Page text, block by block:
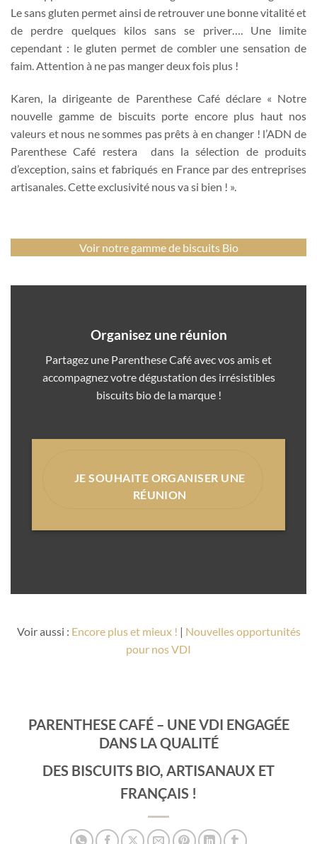
Le sans gluten permet ainsi de retrouver une bonne vitalité et
de perdre quelques kilos sans se priver…. Une limite
cependant : le gluten permet de combler une sensation de
faim. Attention à ne pas manger deux fois plus !
Karen, la dirigeante de Parenthese Café déclare « Notre
nouvelle gamme de biscuits porte encore plus haut nos
valeurs et nous ne sommes pas prêts à en changer ! l’ADN de
Parenthese Café restera dans la sélection de produits
d’exception, sains et fabriqués en France par des entreprises
artisanales. Cette exclusivité nous va si bien ! ».
Voir notre gamme de biscuits Bio
Organisez une réunion
Partagez une Parenthese Café avec vos amis et
accompagnez votre dégustation des irrésistibles
biscuits bio de la marque !
JE SOUHAITE ORGANISER UNE
RÉUNION
Voir aussi : Encore plus et mieux ! | Nouvelles opportunités
pour nos VDI
PARENTHESE CAFÉ – UNE VDI ENGAGÉE
DANS LA QUALITÉ
DES BISCUITS BIO, ARTISANAUX ET
FRANÇAIS !